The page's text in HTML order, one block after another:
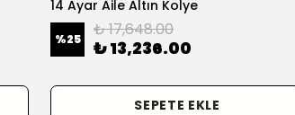
14 Ayar Aile Altın Kolye
%25 ₺ 17,648.00
₺ 13,236.00
SEPETE EKLE